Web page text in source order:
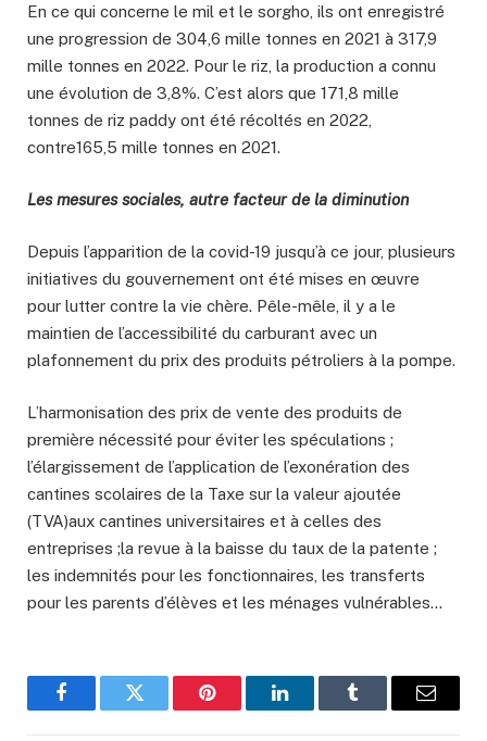
En ce qui concerne le mil et le sorgho, ils ont enregistré
une progression de 304,6 mille tonnes en 2021 à 317,9
mille tonnes en 2022. Pour le riz, la production a connu
une évolution de 3,8%. C’est alors que 171,8 mille
tonnes de riz paddy ont été récoltés en 2022,
contre165,5 mille tonnes en 2021.
Les mesures sociales, autre facteur de la diminution
Depuis l’apparition de la covid-19 jusqu’à ce jour, plusieurs
initiatives du gouvernement ont été mises en œuvre
pour lutter contre la vie chère. Pêle-mêle, il y a le
maintien de l’accessibilité du carburant avec un
plafonnement du prix des produits pétroliers à la pompe.
L’harmonisation des prix de vente des produits de
première nécessité pour éviter les spéculations ;
l’élargissement de l’application de l’exonération des
cantines scolaires de la Taxe sur la valeur ajoutée
(TVA)aux cantines universitaires et à celles des
entreprises ;la revue à la baisse du taux de la patente ;
les indemnités pour les fonctionnaires, les transferts
pour les parents d’élèves et les ménages vulnérables…
FacebookTwitter Pinterest LinkedInTumblr Email